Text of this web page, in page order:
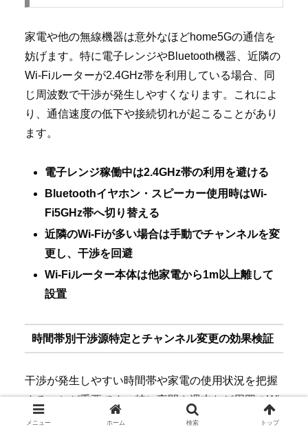
家電や他の無線機器は意外なほどhome5Gの通信を
妨げます。特に電子レンジやBluetooth機器、近隣の
Wi-Fiルーターが2.4GHz帯を利用している場合、同
じ周波数で干渉が発生しやすくなります。これによ
り、通信速度の低下や接続切れが起こることがあり
ます。
電子レンジ稼働中は2.4GHz帯の利用を避ける
Bluetoothイヤホン・スピーカー使用時はWi-
Fi5GHz帯へ切り替える
近隣のWi-Fiが多い場合は手動でチャンネルを変
更し、干渉を回避
Wi-Fiルーター本体は他家電から1m以上離して
設置
時間帯別干渉源特定とチャンネル変更の効果検証
干渉が発生しやすい時間帯や家電の使用状況を把握
することが重要です。特に夜間や週末など周囲のWi-
Fi利用者が増えるタイミングでは、チャンネル変更
メニュー ホーム 検索 トップ